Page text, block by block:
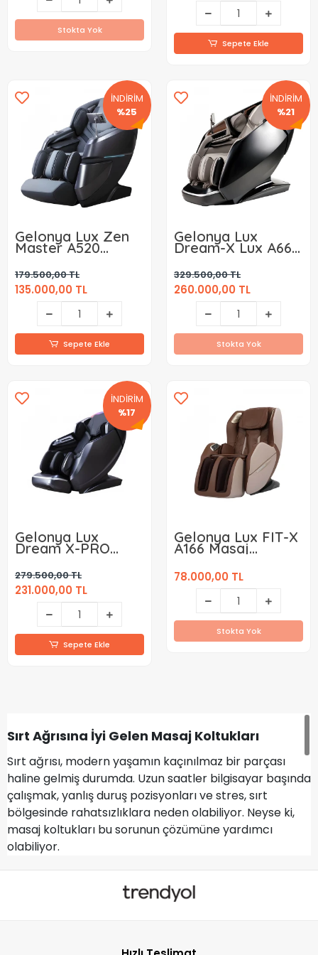
Stokta Yok
Sepete Ekle
İNDİRİM
%25
Gelonya Lux Zen
Master A520
Masaj Koltuğu
179.500,00 TL
135.000,00 TL
Sepete Ekle
İNDİRİM
%21
Gelonya Lux
Dream-X Lux A665
Masaj Koltuğu
329.500,00 TL
260.000,00 TL
Stokta Yok
İNDİRİM
%17
Gelonya Lux
Dream X-PRO
A661 Masaj
Koltuğu
279.500,00 TL
231.000,00 TL
Sepete Ekle
Gelonya Lux FIT-X
A166 Masaj
Koltuğu
78.000,00 TL
Stokta Yok
Sırt Ağrısına İyi Gelen Masaj Koltukları
Sırt ağrısı, modern yaşamın kaçınılmaz bir parçası
haline gelmiş durumda. Uzun saatler bilgisayar başında
çalışmak, yanlış duruş pozisyonları ve stres, sırt
bölgesinde rahatsızlıklara neden olabiliyor. Neyse ki,
masaj koltukları bu sorunun çözümüne yardımcı
olabiliyor.
Masaj koltukları, özellikle sırt ağrılarını hafifletmek ve
rahatlama sağlamak amacıyla tasarlanmıştır. Bu